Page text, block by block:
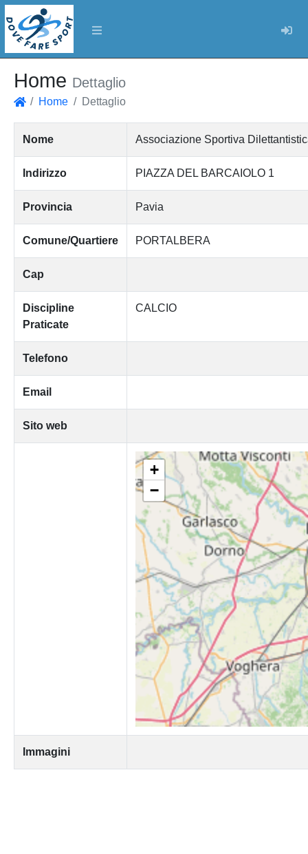
Home Dettaglio
Home Dettaglio
Nome Associazione Sportiva
Indirizzo PIAZZA DEL BARCAIOLO 1
Provincia Pavia
Comune/Quartiere PORTALBERA
Cap
Discipline
Praticate
CALCIO
Telefono
Email
Sito web
+
−
Immagini